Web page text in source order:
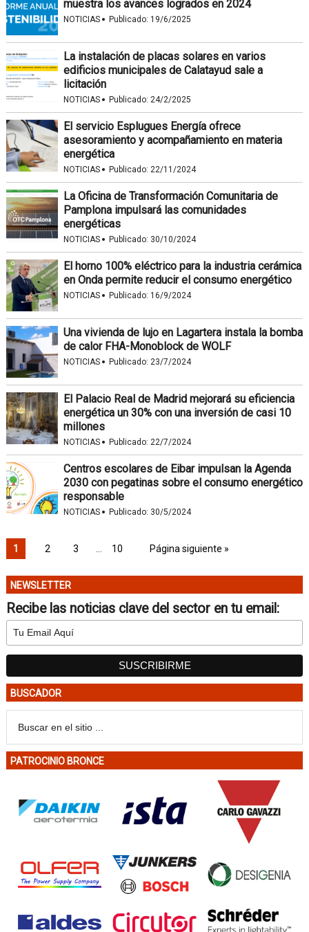
muestra los avances logrados en 2024
NOTICIAS · Publicado: 19/6/2025
La instalación de placas solares en varios
edificios municipales de Calatayud sale a
licitación
NOTICIAS · Publicado: 24/2/2025
El servicio Esplugues Energía ofrece
asesoramiento y acompañamiento en materia
energética
NOTICIAS · Publicado: 22/11/2024
La Oficina de Transformación Comunitaria de
Pamplona impulsará las comunidades
energéticas
NOTICIAS · Publicado: 30/10/2024
El horno 100% eléctrico para la industria cerámica
en Onda permite reducir el consumo energético
NOTICIAS · Publicado: 16/9/2024
Una vivienda de lujo en Lagartera instala la bomba
de calor FHA-Monoblock de WOLF
NOTICIAS · Publicado: 23/7/2024
El Palacio Real de Madrid mejorará su eficiencia
energética un 30% con una inversión de casi 10
millones
NOTICIAS · Publicado: 22/7/2024
Centros escolares de Eibar impulsan la Agenda
2030 con pegatinas sobre el consumo energético
responsable
NOTICIAS · Publicado: 30/5/2024
1 2 3 10 Página siguiente »
NEWSLETTER
Recibe las noticias clave del sector en tu email:
BUSCADOR
PATROCINIO BRONCE